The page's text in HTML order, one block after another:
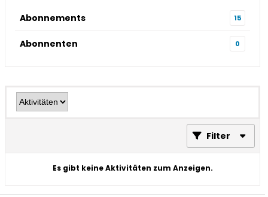
Abonnements 15
Abonnenten 0
Filter
Es gibt keine Aktivitäten zum Anzeigen.